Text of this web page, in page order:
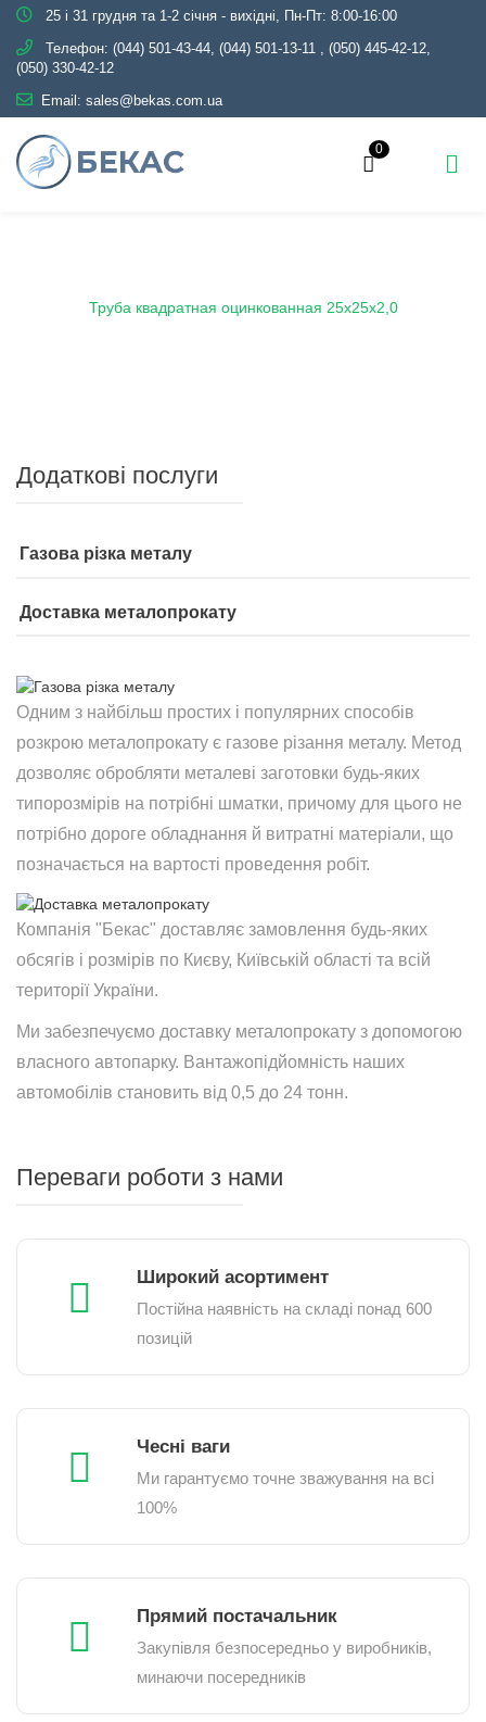
25 і 31 грудня та 1-2 січня - вихідні, Пн-Пт: 8:00-16:00
Телефон: (044) 501-43-44, (044) 501-13-11 , (050) 445-42-12,
(050) 330-42-12
Email: sales@bekas.com.ua
0
Труба квадратная оцинкованная 25х25х2,0
Додаткові послуги
Газова різка металу
Доставка металопрокату
Одним з найбільш простих і популярних способів
розкрою металопрокату є газове різання металу. Метод
дозволяє обробляти металеві заготовки будь-яких
типорозмірів на потрібні шматки, причому для цього не
потрібно дороге обладнання й витратні матеріали, що
позначається на вартості проведення робіт.
Компанія "Бекас" доставляє замовлення будь-яких
обсягів і розмірів по Києву, Київській області та всій
території України.
Ми забезпечуємо доставку металопрокату з допомогою
власного автопарку. Вантажопідйомність наших
автомобілів становить від 0,5 до 24 тонн.
Переваги роботи з нами
Широкий асортимент
Постійна наявність на складі понад 600
позицій
Чесні ваги
Ми гарантуємо точне зважування на всі
100%
Прямий постачальник
Закупівля безпосередньо у виробників,
минаючи посередників